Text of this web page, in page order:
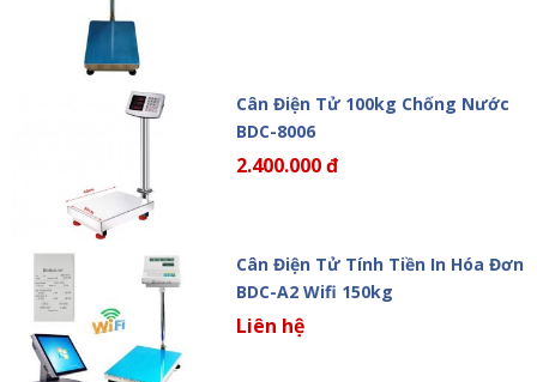
Cân Điện Tử 100kg Chống Nước
BDC-8006
2.400.000 đ
Cân Điện Tử Tính Tiền In Hóa Đơn
BDC-A2 Wifi 150kg
Liên hệ